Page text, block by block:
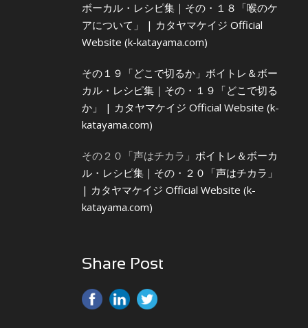
ボーカル・レシピ集｜その・１８「喉のケ
アについて」 | カタヤマケイジ Official
Website (k-katayama.com)
その１９「どこで切るか」 ボイトレ＆ボー
カル・レシピ集｜その・１９「どこで切る
か」 | カタヤマケイジ Official Website (k-
katayama.com)
その２０「声はチカラ」 ボイトレ＆ボーカ
ル・レシピ集｜その・２０「声はチカラ」
| カタヤマケイジ Official Website (k-
katayama.com)
Share Post